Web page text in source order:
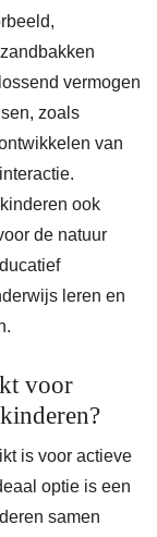
vermogen
zoals
van
ook
de natuur
leren en
voor
is voor actieve
optie is een
samen